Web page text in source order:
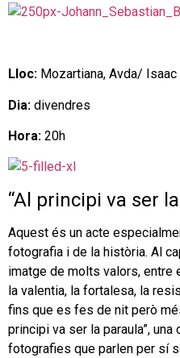
Lloc: Mozartiana, Avda/
Dia: divendres
Hora: 20h
“Al principi va ser
Aquest és un acte
fotografia i de la història. Al
imatge de molts valors, entre
la valentia, la fortalesa, la
fins que es fes de nit però
principi va ser la paraula”,
fotografies que parlen per sí